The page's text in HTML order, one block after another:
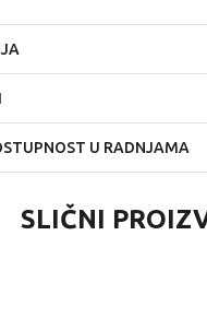
U RADNJAMA
SLIČNI